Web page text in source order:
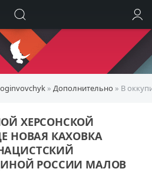
» Дополнительно » В
ХЕРСОНСКОЙ
НОВАЯ КАХОВКА
РОССИИ МАЛОВ